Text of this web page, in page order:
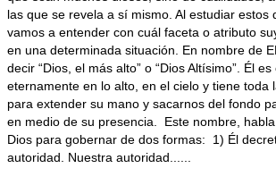
las que se revela a sí mismo. Al estudiar estos
vamos a entender con cuál faceta o atributo
en una determinada situación. En nombre de
decir “Dios, el más alto” o “Dios Altísimo”. Él
eternamente en lo alto, en el cielo y tiene toda
para extender su mano y sacarnos del fondo
en medio de su presencia. Este nombre,
Dios para gobernar de dos formas: 1) Él
autoridad. Nuestra autoridad......